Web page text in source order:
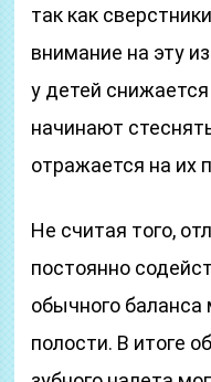
так как
внимание на эту
у детей
начинают
отражается на их
Не считая того,
постоянно
обычного
полости. В итоге